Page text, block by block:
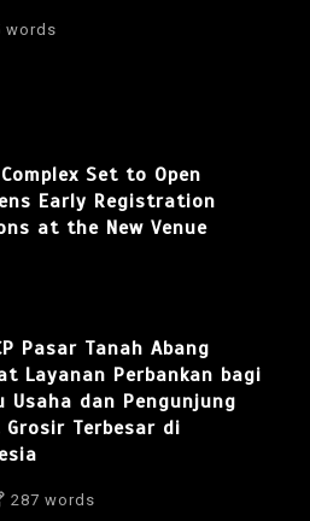
words
Set to Open
Early Registration
at the New Venue
Pasar Tanah Abang
Layanan Perbankan bagi
Usaha dan Pengunjung
Grosir Terbesar di
287 words